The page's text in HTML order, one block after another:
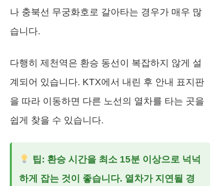
나 충북선 무궁화호로 갈아타는 경우가 매우 많
습니다.
다행히 제천역은 환승 동선이 복잡하지 않게 설
계되어 있습니다. KTX에서 내린 후 안내 표지판
을 따라 이동하면 다른 노선의 열차를 타는 곳을
쉽게 찾을 수 있습니다.
팁: 환승 시간을 최소 15분 이상으로 넉넉
하게 잡는 것이 좋습니다. 열차가 지연될 경